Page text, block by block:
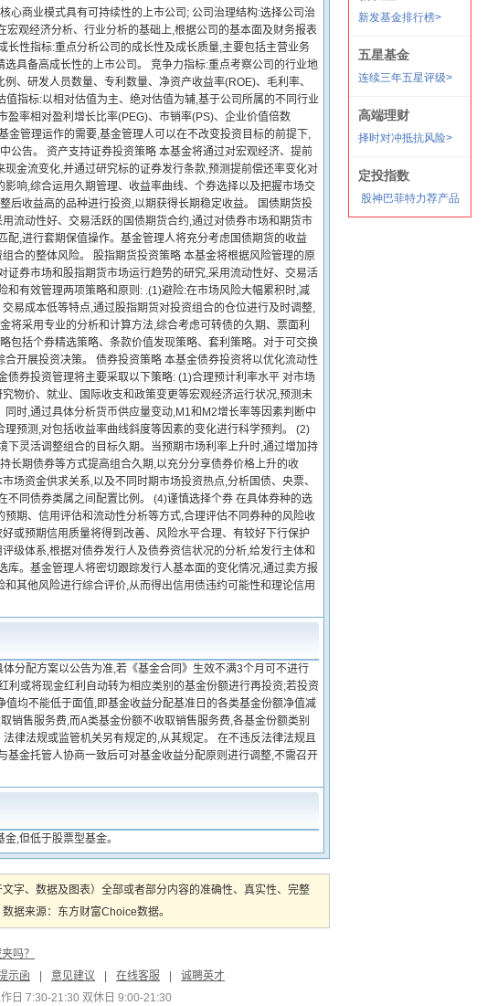
心商业模式具有可持续性的上市公司; 公司治理结构:选择公司治
观经济分析、行业分析的基础上,根据公司的基本面及财务报表
性指标:重点分析公司的成长性及成长质量,主要包括主营业务
具备高成长性的上市公司。 竞争力指标:重点考察公司的行业地
、研发人员数量、专利数量、净资产收益率(ROE)、毛利率、
指标:以相对估值为主、绝对估值为辅,基于公司所属的不同行业
率相对盈利增长比率(PEG)、市销率(PS)、企业价值倍数
管理运作的需要,基金管理人可以在不改变投资目标的前提下,
公告。 资产支持证券投资策略 本基金将通过对宏观经济、提前
金流变化,并通过研究标的证券发行条款,预测提前偿还率变化对
响,综合运用久期管理、收益率曲线、个券选择以及把握市场交
后收益高的品种进行投资,以期获得长期稳定收益。 国债期货投
流动性好、交易活跃的国债期货合约,通过对债券市场和期货市
,进行套期保值操作。基金管理人将充分考虑国债期货的收益
合的整体风险。 股指期货投资策略 本基金将根据风险管理的原
券市场和股指期货市场运行趋势的研究,采用流动性好、交易活
有效管理两项策略和原则: .(1)避险:在市场风险大幅累积时,减
易成本低等特点,通过股指期货对投资组合的仓位进行及时调整,
采用专业的分析和计算方法,综合考虑可转债的久期、票面利
包括个券精选策略、条款价值发现策略、套利策略。对于可交换
开展投资决策。 债券投资策略 本基金债券投资将以优化流动性
券投资管理将主要采取以下策略: (1)合理预计利率水平 对市场
物价、就业、国际收支和政策变更等宏观经济运行状况,预测未
时,通过具体分析货币供应量变动,M1和M2增长率等因素判断中
预测,对包括收益率曲线斜度等因素的变化进行科学预判。 (2)
灵活调整组合的目标久期。当预期市场利率上升时,通过增加持
长期债券等方式提高组合久期,以充分分享债券价格上升的收
场资金供求关系,以及不同时期市场投资热点,分析国债、央票、
同债券类属之间配置比例。 (4)谨慎选择个券 在具体券种的选
期、信用评估和流动性分析等方式,合理评估不同券种的风险收
或预期信用质量将得到改善、风险水平合理、有较好下行保护
级体系,根据对债券发行人及债券资信状况的分析,给发行主体和
。基金管理人将密切跟踪发行人基本面的变化情况,通过卖方报
其他风险进行综合评价,从而得出信用债违约可能性和理论信用
分配方案以公告为准,若《基金合同》生效不满3个月可不进行
利或将现金红利自动转为相应类别的基金份额进行再投资;若投资
均不能低于面值,即基金收益分配基准日的各类基金份额净值减
销售服务费,而A类基金份额不收取销售服务费,各基金份额类别
律法规或监管机关另有规定的,从其规定。 在不违反法律法规且
金托管人协商一致后可对基金收益分配原则进行调整,不需召开
,但低于股票型基金。
字、数据及图表）全部或者部分内容的准确性、真实性、完整
据来源：东方财富Choice数据。
吗？
示函 意见建议 在线客服
诚聘英才
日 7:30-21:30 双休日 9:00-21:30